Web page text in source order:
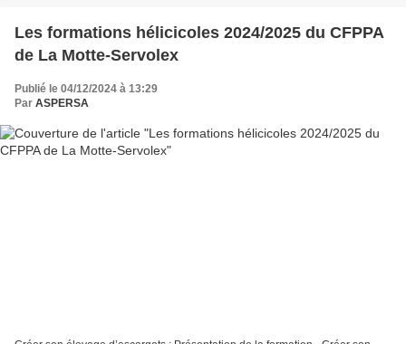
Les formations hélicicoles 2024/2025 du CFPPA
de La Motte-Servolex
Publié le 04/12/2024 à 13:29
Par ASPERSA